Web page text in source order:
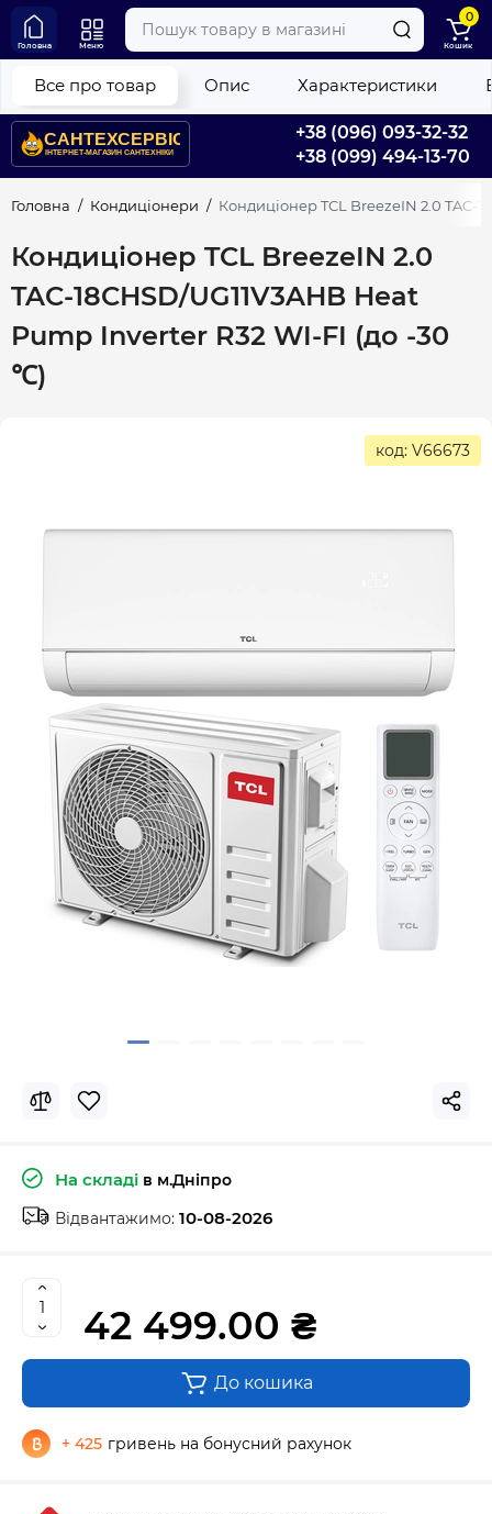
+38 (096) 093-32-32
+38 (099) 494-13-70
Головна Меню
0
Кошик
Головна Кондиціонери Кондиціонер TCL BreezeIN 2.0 TAC-
Кондиціонер TCL BreezeIN 2.0
TAC-18CHSD/UG11V3AHB Heat
Pump Inverter R32 WI-FI (до -30
℃)
Все про товар Опис Характеристики
код: V66673
На складі в м.Дніпро
Відвантажимо: 10-08-2026
42 499.00 ₴
До кошика
+ 425 гривень на бонусний рахунок